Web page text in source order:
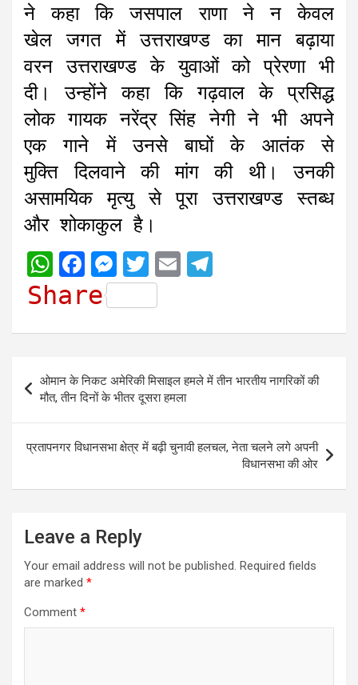
ने कहा कि जसपाल राणा ने न केवल
खेल जगत में उत्तराखण्ड का मान बढ़ाया
वरन उत्तराखण्ड के युवाओं को प्रेरणा भी
दी। उन्होंने कहा कि गढ़वाल के प्रसिद्ध
लोक गायक नरेंद्र सिंह नेगी ने भी अपने
एक गाने में उनसे बाघों के आतंक से
मुक्ति दिलवाने की मांग की थी। उनकी
असामयिक मृत्यु से पूरा उत्तराखण्ड स्तब्ध
और शोकाकुल है।
W
h
t
A
p
p
F
a
e
b
o
o
k
M
e
s
s
e
n
g
e
T
w
i
t
t
e
r
E
i e
g
r
a
m
Share
Post
navigation
ओमान के निकट अमेरिकी मिसाइल हमले में तीन भारतीय नागरिकों की
मौत, तीन दिनों के भीतर दूसरा हमला
प्रतापनगर विधानसभा क्षेत्र में बढ़ी चुनावी हलचल, नेता चलने लगे अपनी
विधानसभा की ओर
Leave a Reply
Your email address will not be published. Required fields
are marked *
Comment *